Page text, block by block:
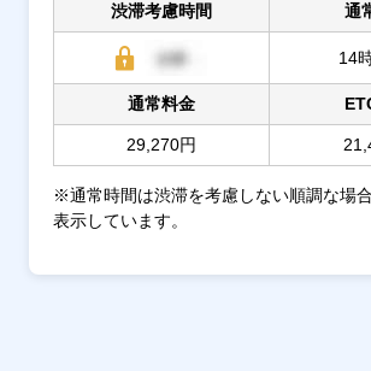
渋滞考慮時間 通
14
通常料金
29,270円
※通常時間は渋滞を考慮しない順調な場
表示しています。